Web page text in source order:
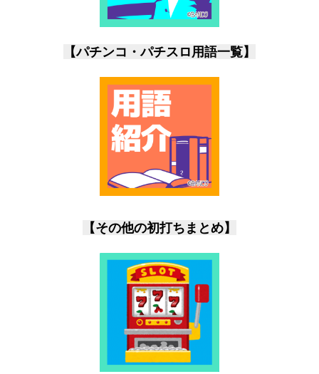
【パチンコ・パチスロ用語一覧】
【その他の初打ちまとめ】